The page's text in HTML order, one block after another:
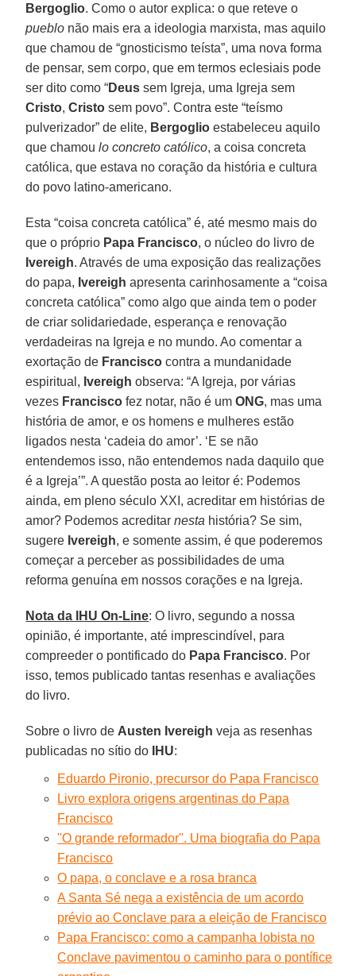
Bergoglio. Como o autor explica: o que reteve o
pueblo não mais era a ideologia marxista, mas aquilo
que chamou de “gnosticismo teísta”, uma nova forma
de pensar, sem corpo, que em termos eclesiais pode
ser dito como “Deus sem Igreja, uma Igreja sem
Cristo,Cristo sem povo”. Contra este “teísmo
pulverizador” de elite, Bergoglio estabeleceu aquilo
que chamoulo concreto católico, a coisa concreta
católica, que estava no coração da história e cultura
do povo latino-americano.
Esta “coisa concreta católica” é, até mesmo mais do
que o próprio Papa Francisco, o núcleo do livro de
Ivereigh. Através de uma exposição das realizações
do papa, Ivereigh apresenta carinhosamente a “coisa
concreta católica” como algo que ainda tem o poder
de criar solidariedade, esperança e renovação
verdadeiras na Igreja e no mundo. Ao comentar a
exortação de Francisco contra a mundanidade
espiritual, Ivereigh observa: “A Igreja, por várias
vezes Francisco fez notar, não é umONG, mas uma
história de amor, e os homens e mulheres estão
ligados nesta ‘cadeia do amor’. ‘E se não
entendemos isso, não entendemos nada daquilo que
é a Igreja’”. A questão posta ao leitor é: Podemos
ainda, em pleno século XXI, acreditar em histórias de
amor? Podemos acreditarnesta história? Se sim,
sugere Ivereigh, e somente assim, é que poderemos
começar a perceber as possibilidades de uma
reforma genuína em nossos corações e na Igreja.
Nota da IHU On-Line: O livro, segundo a nossa
opinião, é importante, até imprescindível, para
compreeder o pontificado do Papa Francisco. Por
isso, temos publicado tantas resenhas e avaliações
do livro.
Sobre o livro de Austen Ivereigh veja as resenhas
publicadas no sítio do
IHU:
Eduardo Pironio, precursor do Papa Francisco
Livro explora origens argentinas do Papa
Francisco
''O grande reformador''. Uma biografia do Papa
Francisco
O papa, o conclave e a rosa branca
A Santa Sé nega a existência de um acordo
prévio ao Conclave para a eleição de Francisco
Papa Francisco: como a campanha lobista no
Conclave pavimentou o caminho para o pontífice